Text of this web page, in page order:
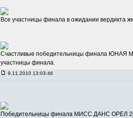
Все участницы финала в ожидании вердикта
Счастливые победительницы финала ЮНАЯ
участницы финала.
9.11.2010 13:03:46
Победительницы финала МИСС ДАНС ОРЕЛ